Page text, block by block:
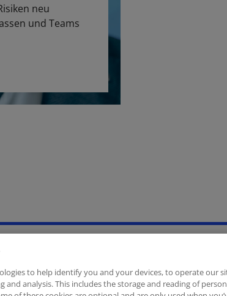
neu
und Teams
to help identify you and your devices, to operate our
and analysis. This includes the storage and reading of